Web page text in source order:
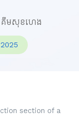
មសុខហេង
2025
section of a